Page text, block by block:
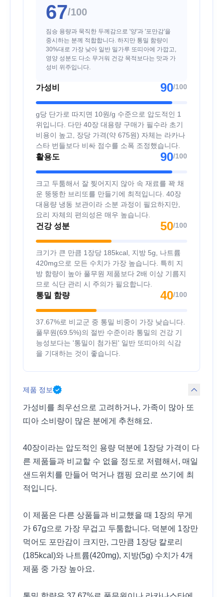
67/100
짐승 용량과 묵직한 두께감으로 '양'과 '포만감'을
중시하는 분께 적합합니다. 하지만 통밀 함량이
30%대로 가장 낮아 일반 밀가루 또띠아에 가깝고,
영양 성분도 다소 무거워 건강 목적보다는 맛과 가
성비 위주입니다.
가성비 90/100
g당 단가로 따지면 10원/g 수준으로 압도적인 1
위입니다. 다만 40장 대용량 구매가 필수라 초기
비용이 높고, 장당 가격(약 675원) 자체는 라카나
스타 번들보다 비싸 점수를 소폭 조정했습니다.
활용도 90/100
크고 두툼해서 잘 찢어지지 않아 속 재료를 꽉 채
운 뚱뚱한 브리또를 만들기에 최적입니다. 40장
대용량 냉동 보관이라 소분 과정이 필요하지만,
요리 자체의 편의성은 매우 높습니다.
건강 성분 50/100
크기가 큰 만큼 1장당 185kcal, 지방 5g, 나트륨
420mg으로 모든 수치가 가장 높습니다. 특히 지
방 함량이 높아 풀무원 제품보다 2배 이상 기름지
므로 식단 관리 시 주의가 필요합니다.
통밀 함량 40/100
37.67%로 비교군 중 통밀 비중이 가장 낮습니다.
풀무원(69.5%)의 절반 수준이라 통밀의 건강 기
능성보다는 '통밀이 첨가된' 일반 또띠아의 식감
을 기대하는 것이 좋습니다.
제품 정보
가성비를 최우선으로 고려하거나, 가족이 많아 또
띠아 소비량이 많은 분에게 추천해요.
40장이라는 압도적인 용량 덕분에 1장당 가격이 다
른 제품들과 비교할 수 없을 정도로 저렴해서, 매일
샌드위치를 만들어 먹거나 캠핑 요리로 쓰기에 최
적입니다.
이 제품은 다른 상품들과 비교했을 때 1장의 무게
가 67g으로 가장 무겁고 두툼합니다. 덕분에 1장만
먹어도 포만감이 크지만, 그만큼 1장당 칼로리
(185kcal)와 나트륨(420mg), 지방(5g) 수치가 4개
제품 중 가장 높아요.